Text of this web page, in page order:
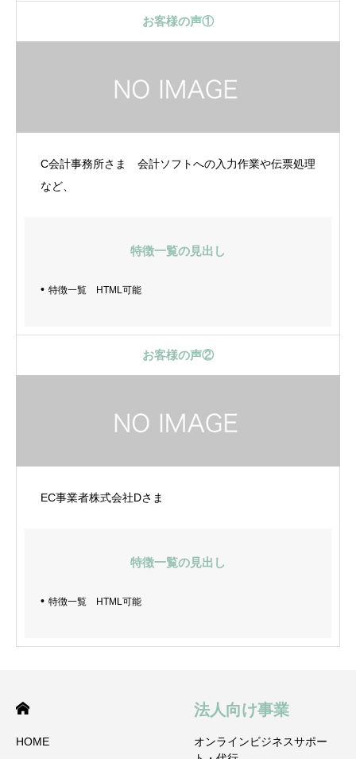
お客様の声①
C会計事務所さま 会計ソフトへの入力作業や伝票処理
など、
特徴一覧の見出し
特徴一覧 HTML可能
お客様の声②
EC事業者株式会社Dさま
特徴一覧の見出し
特徴一覧 HTML可能
HOME
法人向け事業
オンラインビジネスサポー